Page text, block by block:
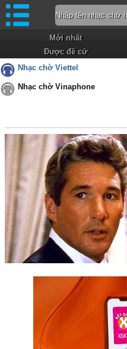
Mới nhất
Được đề cử
Nhạc chờ Viettel
Nhạc chờ Vinaphone